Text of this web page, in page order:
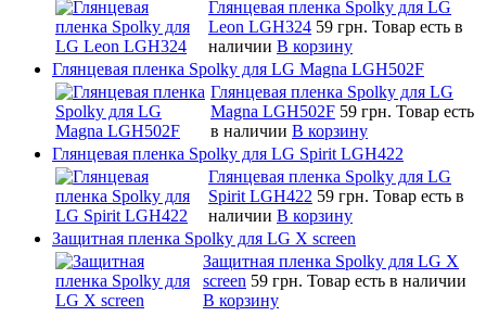
Глянцевая пленка Spolky для LG
Leon LGH324 59 грн. Товар есть в
наличии В корзину
Глянцевая пленка Spolky для LG Magna LGH502F
Глянцевая пленка Spolky для LG
Magna LGH502F 59 грн. Товар есть
в наличии В корзину
Глянцевая пленка Spolky для LG Spirit LGH422
Глянцевая пленка Spolky для LG
Spirit LGH422 59 грн. Товар есть в
наличии В корзину
Защитная пленка Spolky для LG X screen
Защитная пленка Spolky для LG X
screen 59 грн. Товар есть в наличии
В корзину